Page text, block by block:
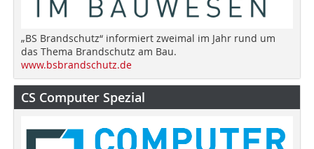
„BS Brandschutz“ informiert zweimal im Jahr rund um
das Thema Brandschutz am Bau.
www.bsbrandschutz.de
CS Computer Spezial